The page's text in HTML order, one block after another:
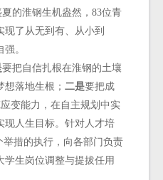
的淮钢生机盎然，83位青
了从无到有、从小到
。
要把自信扎根在淮钢的土壤
落地生根； 二是要把成
变能力，在自主规划中实
现人生目标。针对人才培
措的执行，向各部门负责
学生岗位调整与提拔任用